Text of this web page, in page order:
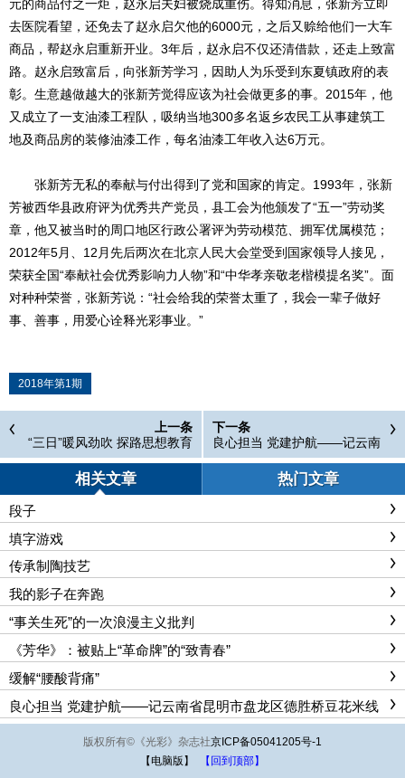
元的商品付之一炬，赵永启夫妇被烧成重伤。得知消息，张新芳立即
去医院看望，还免去了赵永启欠他的6000元，之后又赊给他们一大车
商品，帮赵永启重新开业。3年后，赵永启不仅还清借款，还走上致富
路。赵永启致富后，向张新芳学习，因助人为乐受到东夏镇政府的表
彰。生意越做越大的张新芳觉得应该为社会做更多的事。2015年，他
又成立了一支油漆工程队，吸纳当地300多名返乡农民工从事建筑工
地及商品房的装修油漆工作，每名油漆工年收入达6万元。
张新芳无私的奉献与付出得到了党和国家的肯定。1993年，张新
芳被西华县政府评为优秀共产党员，县工会为他颁发了“五一”劳动奖
章，他又被当时的周口地区行政公署评为劳动模范、拥军优属模范；
2012年5月、12月先后两次在北京人民大会堂受到国家领导人接见，
荣获全国“奉献社会优秀影响力人物”和“中华孝亲敬老楷模提名奖”。面
对种种荣誉，张新芳说：“社会给我的荣誉太重了，我会一辈子做好
事、善事，用爱心诠释光彩事业。”
2018年第1期
上一条
“三日”暖风劲吹 探路思想教育
——湖北长江医药集团思想政
治工作纪实
下一条
良心担当 党建护航——记云南
省昆明市盘龙区德胜桥豆花米
线店总经理陈誌
相关文章 热门文章
段子
填字游戏
传承制陶技艺
我的影子在奔跑
“事关生死”的一次浪漫主义批判
《芳华》：被贴上“革命牌”的“致青春”
缓解“腰酸背痛”
良心担当 党建护航——记云南省昆明市盘龙区德胜桥豆花米线
店总经理陈誌
版权所有© 《光彩》杂志社京ICP备05041205号-1
【电脑版】
【回到顶部】